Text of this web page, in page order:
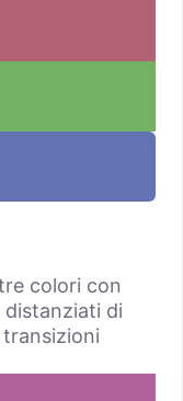
colori con
distanziati di
transizioni